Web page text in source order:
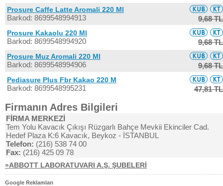
Prosure Caffe Latte Aromali 220 Ml
Barkod: 8699548994913 9,68 TL
Prosure Kakaolu 220 Ml
Barkod: 8699548994920 9,68 TL
Prosure Muz Aromali 220 Ml
Barkod: 8699548994906 9,68 TL
Pediasure Plus Fbr Kakao 220 M
Barkod: 8699548995231 47,81 TL
Firmanın Adres Bilgileri
FİRMA MERKEZİ
Tem Yolu Kavacık Çıkışı Rüzgarlı Bahçe Mevkii Ekinciler Cad.
Hedef Plaza K:6 Kavacık, Beykoz - İSTANBUL
Telefon: (216) 538 74 00
Fax: (216) 425 09 78
»ABBOTT LABORATUVARI A.Ş. ŞUBELERİ
Google Reklamları